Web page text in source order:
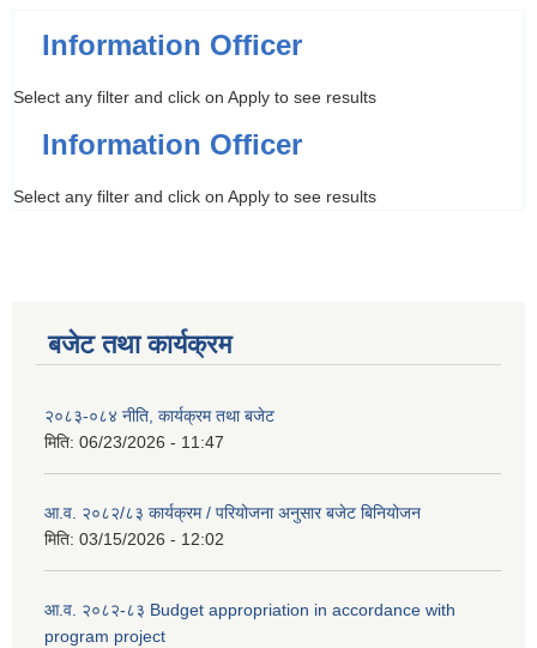
Information Officer
Select any filter and click on Apply to see results
Information Officer
Select any filter and click on Apply to see results
बजेट तथा कार्यक्रम
२०८३-०८४ नीति, कार्यक्रम तथा बजेट
मिति: 06/23/2026 - 11:47
आ.व. २०८२/८३ कार्यक्रम / परियोजना अनुसार बजेट बिनियोजन
मिति: 03/15/2026 - 12:02
आ.व. २०८२-८३ Budget appropriation in accordance with
program project